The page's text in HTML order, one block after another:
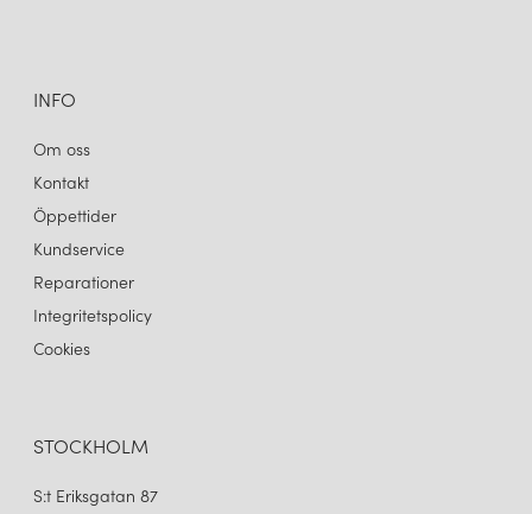
INFO
Om oss
Kontakt
Öppettider
Kundservice
Reparationer
Integritetspolicy
Cookies
STOCKHOLM
S:t Eriksgatan 87